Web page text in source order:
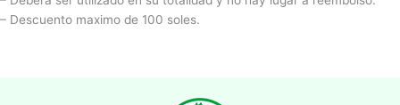
– Descuento maximo de 100 soles.